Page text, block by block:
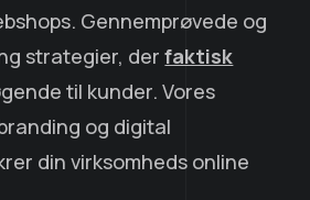
Gennemprøvede og
strategier, derfaktisk
til kunder. Vores
og digital
din virksomheds online